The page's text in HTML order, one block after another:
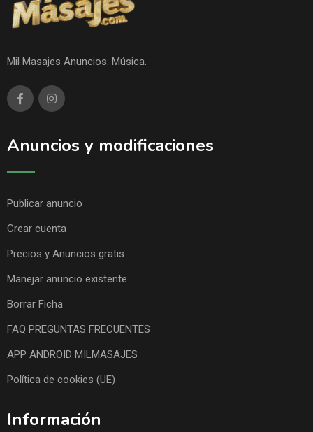
Mil Masajes Anuncios. Música.
Anuncios y modificaciones
Publicar anuncio
Crear cuenta
Precios y Anuncios gratis
Manejar anuncio existente
Borrar Ficha
FAQ PREGUNTAS FRECUENTES
APP ANDROID MILMASAJES
Política de cookies (UE)
Información